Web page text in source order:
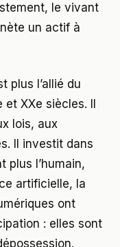
le vivant
un actif à
plus l’allié du
XXe siècles. Il
lois, aux
Il investit dans
plus l’humain,
artificielle, la
ont
: elles sont